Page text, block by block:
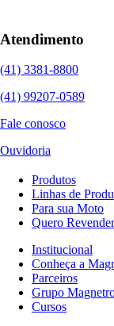
Atendimento
(41) 3381-8800
(41) 99207-0589
Fale conosco
Ouvidoria
Produtos
Linhas de
Para sua Moto
Quero Revender
Institucional
Conheça a
Parceiros
Grupo
Cursos